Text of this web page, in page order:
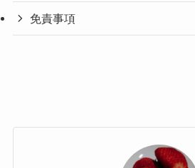
免責事項